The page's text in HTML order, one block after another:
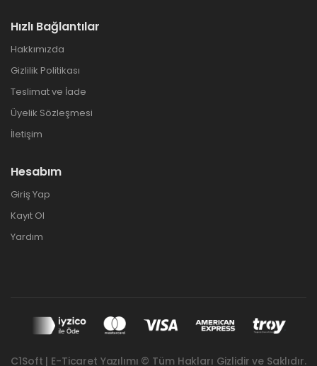
Hızlı Bağlantılar
Hakkımızda
Gizlilik Politikası
Teslimat ve İade
Üyelik Sözleşmesi
İletişim
Hesabım
Giriş Yap
Kayıt Ol
Yardım
C1Soft | E-Ticaret Yazılımı © Tüm Hakları Gizlidir ve Saklıdır.